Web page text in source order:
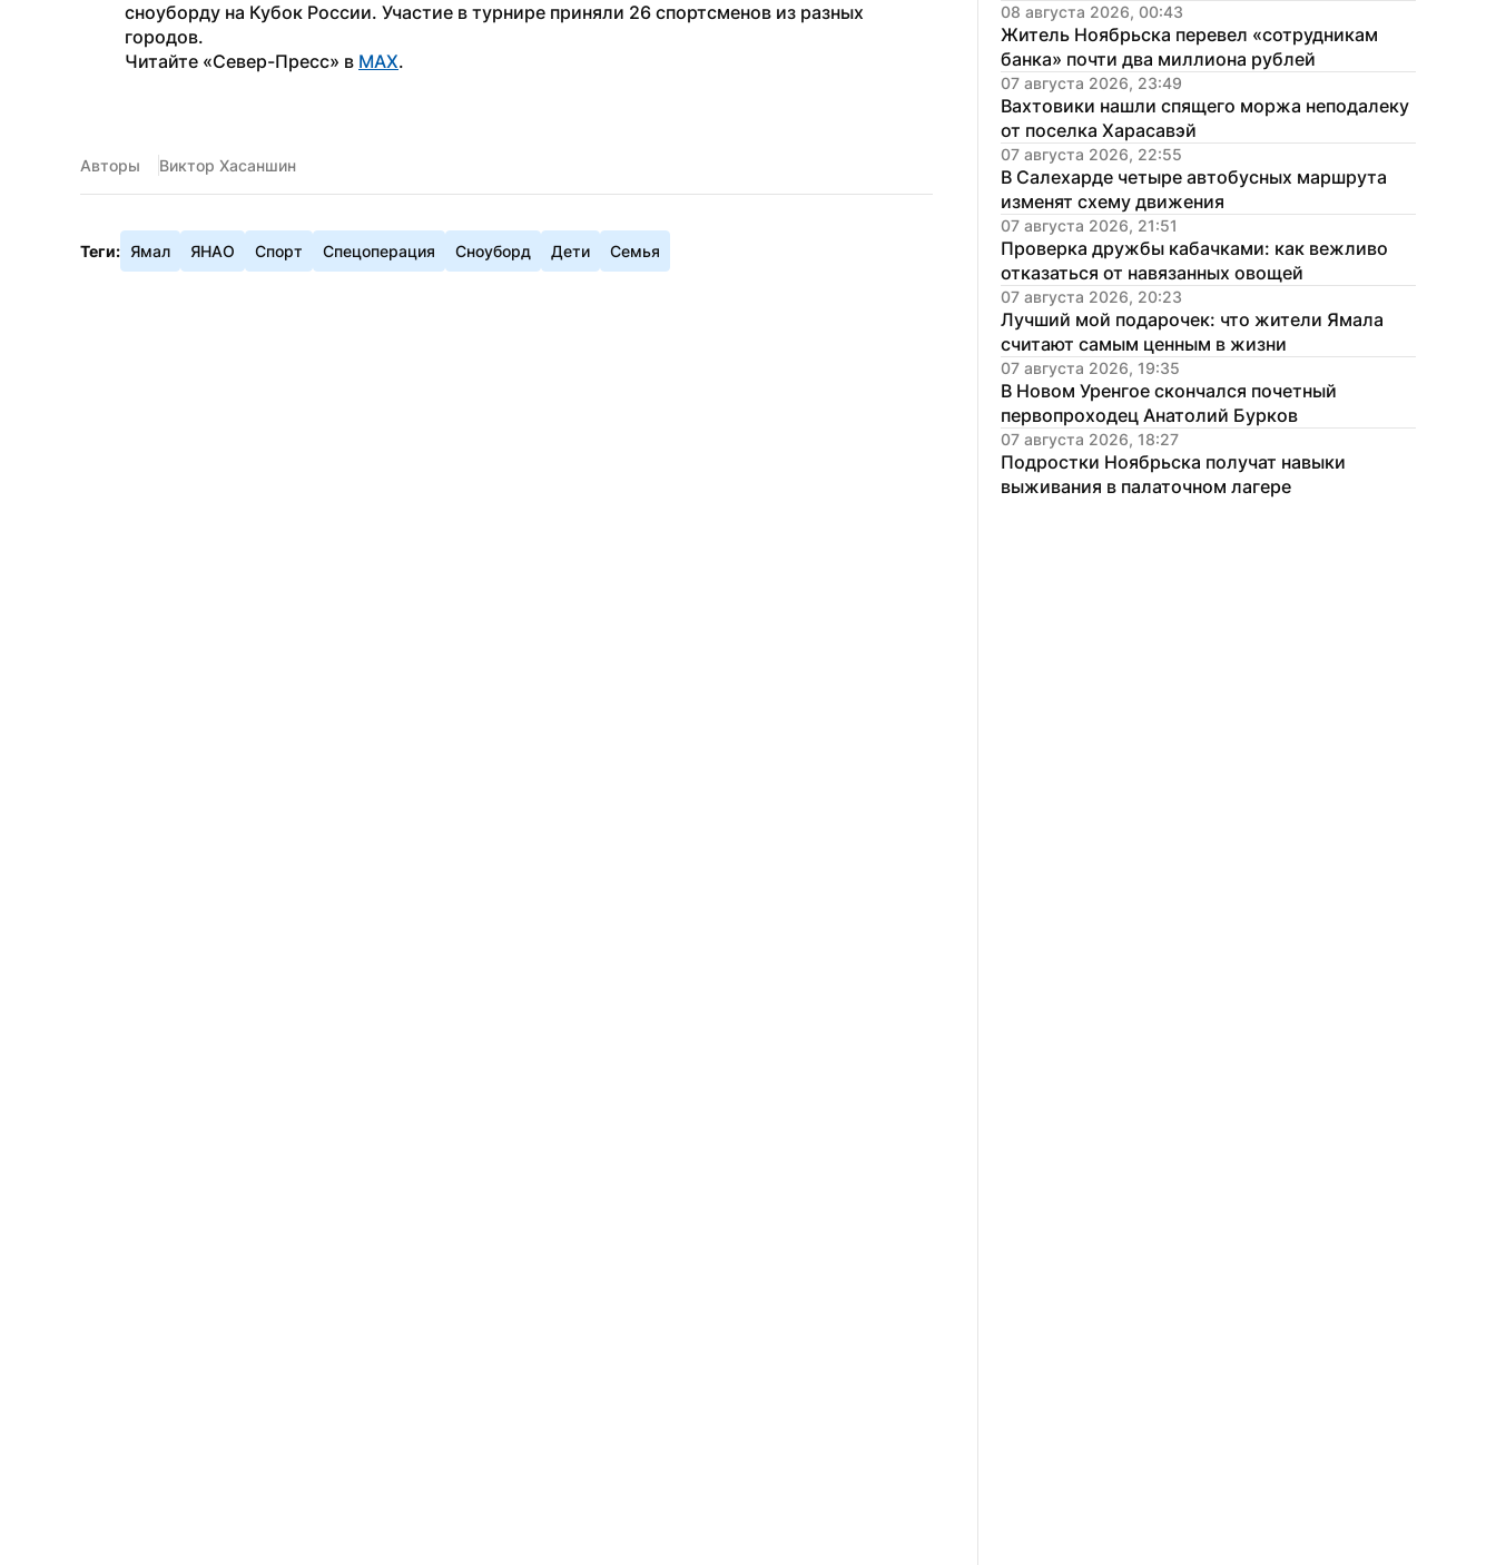
сноуборду на Кубок России. Участие в турнире приняли 26 спортсменов из разных
городов.
Читайте «Север-Пресс» в MAX.
Авторы Виктор Хасаншин
Теги: Ямал ЯНАО Спорт Спецоперация Сноуборд Дети Семья
08 августа 2026, 00:43
Житель Ноябрьска перевел «сотрудникам
банка» почти два миллиона рублей
07 августа 2026, 23:49
Вахтовики нашли спящего моржа неподалеку
от поселка Харасавэй
07 августа 2026, 22:55
В Салехарде четыре автобусных маршрута
изменят схему движения
07 августа 2026, 21:51
Проверка дружбы кабачками: как вежливо
отказаться от навязанных овощей
07 августа 2026, 20:23
Лучший мой подарочек: что жители Ямала
считают самым ценным в жизни
07 августа 2026, 19:35
В Новом Уренгое скончался почетный
первопроходец Анатолий Бурков
07 августа 2026, 18:27
Подростки Ноябрьска получат навыки
выживания в палаточном лагере